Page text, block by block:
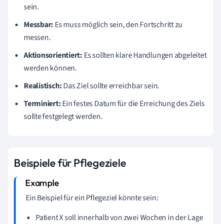
sein.
Messbar: Es muss möglich sein, den Fortschritt zu
messen.
Aktionsorientiert: Es sollten klare Handlungen abgeleitet
werden können.
Realistisch:Das Ziel sollte erreichbar sein.
Terminiert:Ein festes Datum für die Erreichung des Ziels
sollte festgelegt werden.
Beispiele für Pflegeziele
Ein Beispiel für ein Pflegeziel könnte sein:
Patient X soll innerhalb von zwei Wochen in der Lage